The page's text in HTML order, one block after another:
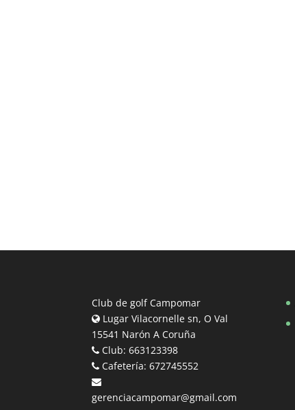
Club de golf Campomar
Lugar Vilacornelle sn, O Val
15541 Narón A Coruña
Club: 663123398
Cafetería: 672745552
gerenciacampomar@gmail.com